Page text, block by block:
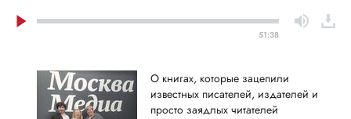
51:38
О книгах, которые зацепили
известных писателей, издателей и
просто заядлых читателей